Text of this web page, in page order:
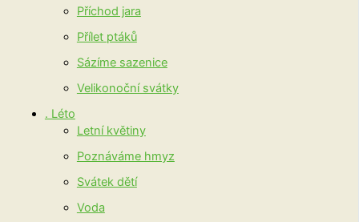
Příchod jara
Přílet ptáků
Sázíme sazenice
Velikonoční svátky
. Léto
Letní květiny
Poznáváme hmyz
Svátek dětí
Voda